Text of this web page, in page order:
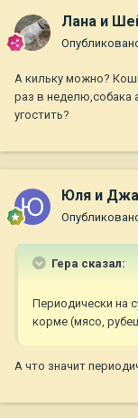
Лана и
А кильку можно?
раз в неделю,собака
угостить?
Юля и
Гера сказал:
Периодически на
корме (мясо,
А что значит